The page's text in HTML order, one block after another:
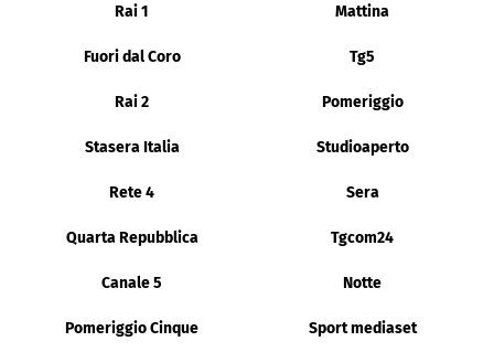
Rai 1 Mattina
Fuori dal Coro Tg5
Rai 2 Pomeriggio
Stasera Italia Studioaperto
Rete 4 Sera
Quarta Repubblica Tgcom24
Canale 5 Notte
Pomeriggio Cinque Sport mediaset